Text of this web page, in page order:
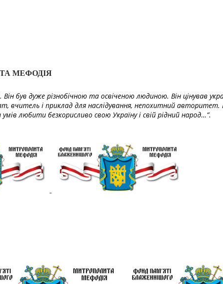
МЕФОДІЯ
був дуже різнобічною та освіченою людиною. Він цінував
вчитель і приклад для наслідування, непохитний
любити безкорисливо свою Україну і свій рідний народ…”.